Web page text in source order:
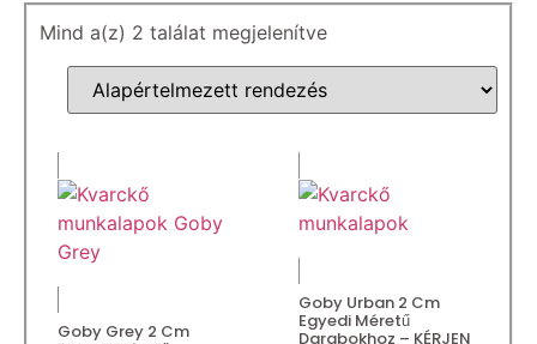
Mind a(z) 2 találat megjelenítve
Goby Grey 2 Cm
Goby Urban 2 Cm
Egyedi Méretű
Darabokhoz – KÉRJEN